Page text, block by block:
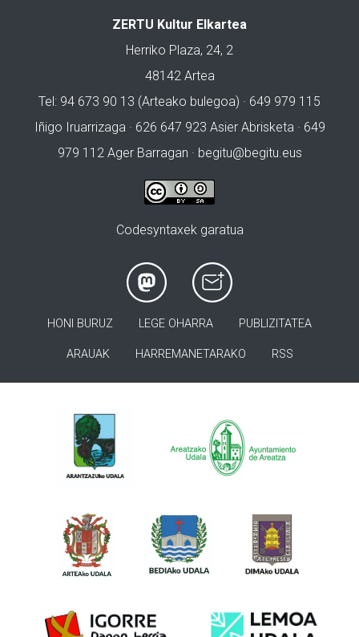
ZERTU Kultur Elkartea
Herriko Plaza, 24, 2
48142 Artea
Tel: 94 673 90 13 (Arteako bulegoa) · 649 979 115
Iñigo Iruarrizaga · 626 647 923 Asier Abrisketa · 649
979 112 Ager Barragan · begitu@begitu.eus
Codesyntaxek garatua
HONI BURUZ LEGE OHARRA PUBLIZITATEA
ARAUAK HARREMANETARAKO RSS